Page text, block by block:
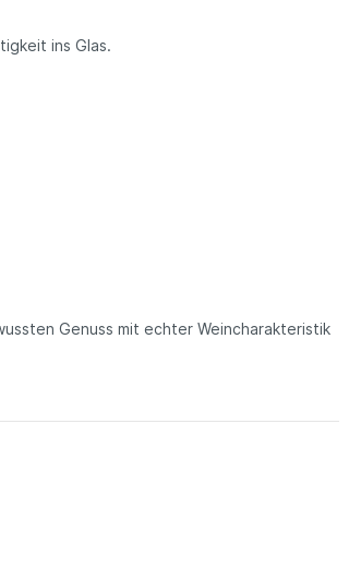
ins Glas.
Genuss mit echter Weincharakteristik